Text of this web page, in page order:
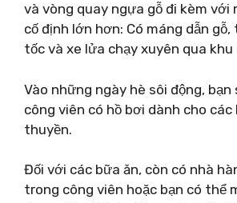
và vòng quay ngựa gỗ đi kèm với
cố định lớn hơn: Có máng dẫn
tốc và xe lửa chạy xuyên qua khu
Vào những ngày hè sôi động, bạn
công viên có hồ bơi dành cho các
thuyền.
Đối với các bữa ăn, còn có nhà
trong công viên hoặc bạn có thể